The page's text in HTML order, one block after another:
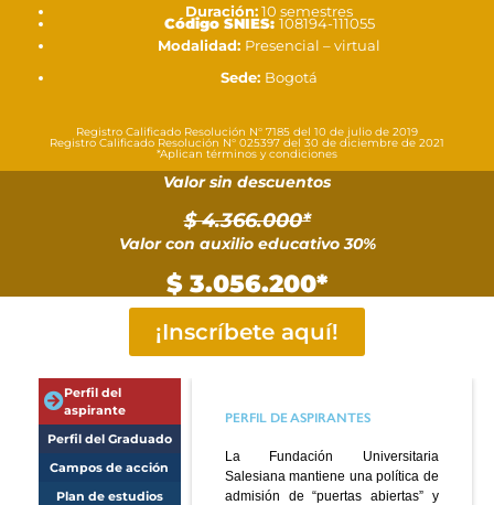
Duración:10 semestres
Código SNIES: 108194-111055
Modalidad: Presencial – virtual
Sede: Bogotá
Registro Calificado Resolución N° 7185 del 10 de julio de 2019
Registro Calificado Resolución N° 025397 del 30 de diciembre de 2021
*Aplican términos y condiciones
Valor sin descuentos
$ 4.366.000*
Valor con auxilio educativo 30%
$ 3.056.200*
¡Inscríbete aquí!
Perfil del
aspirante
Perfil del Graduado
Campos de acción
Plan de estudios
PERFIL DE ASPIRANTES
La Fundación Universitaria
Salesiana mantiene una política de
admisión de “puertas abiertas” y